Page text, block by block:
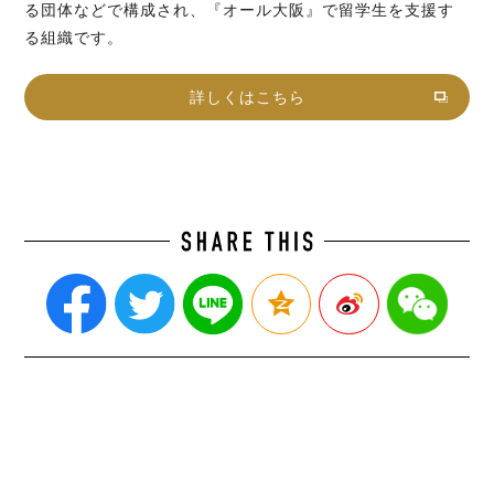
る団体などで構成され、『オール大阪』で留学生を支援す
る組織です。
詳しくはこちら